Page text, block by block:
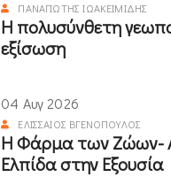
ΠΑΝΑΓΙΏΤΗΣ ΙΩΑΚΕΙΜΊΔΗΣ
Η πολυσύνθετη
εξίσωση
04 Αυγ 2026
ΕΛΙΣΣΑΊΟΣ ΒΓΕΝΌΠΟΥΛΟΣ
Η Φάρμα των Ζώων-
Ελπίδα στην Εξουσία